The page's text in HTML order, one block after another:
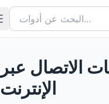
الاتصال عبر
الإنترنت